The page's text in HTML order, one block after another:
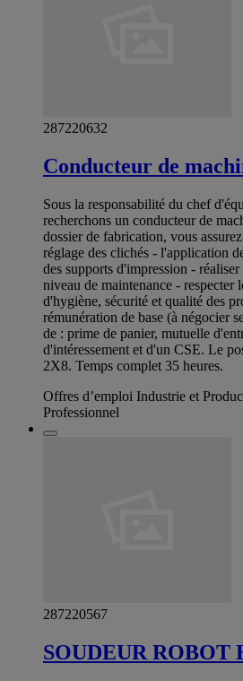
287220632
Conducteur de
Sous la responsabilité du chef
recherchons un conducteur de
dossier de fabrication, vous
réglage des clichés - l'application
des supports d'impression -
niveau de maintenance - respecter
d'hygiène, sécurité et qualité des
rémunération de base (à négocier
de : prime de panier, mutuelle
d'intéressement et d'un CSE. Le
2X8. Temps complet 35 heures.
Offres d’emploi Industrie et
Professionnel
287220567
SOUDEUR ROBOT